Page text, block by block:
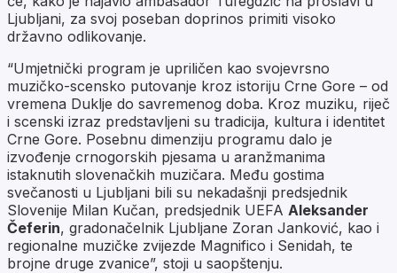
Ljubljani, za svoj poseban doprinos primiti visoko
državno odlikovanje.
“Umjetnički program je upriličen kao svojevrsno
muzičko-scensko putovanje kroz istoriju Crne Gore – od
vremena Duklje do savremenog doba. Kroz muziku, riječ
i scenski izraz predstavljeni su tradicija, kultura i identitet
Crne Gore. Posebnu dimenziju programu dalo je
izvođenje crnogorskih pjesama u aranžmanima
istaknutih slovenačkih muzičara. Među gostima
svečanosti u Ljubljani bili su nekadašnji predsjednik
Slovenije Milan Kučan, predsjednik UEFA Aleksander
Čeferin, gradonačelnik Ljubljane Zoran Janković, kao i
regionalne muzičke zvijezde Magnifico i Senidah, te
brojne druge zvanice”, stoji u saopštenju.